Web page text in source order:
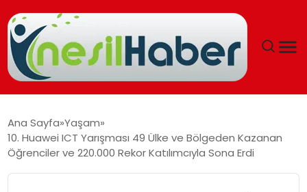
GÜNCEL
Ana Sayfa Yaşam
10. Huawei ICT Yarışması 49 Ülke ve Bölgeden Kazanan
Öğrenciler ve 220.000 Rekor Katılımcıyla Sona Erdi